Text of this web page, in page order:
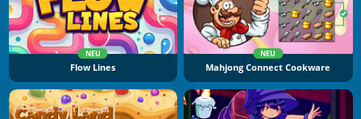
NEU
Flow Lines
NEU
Mahjong Connect Cookware